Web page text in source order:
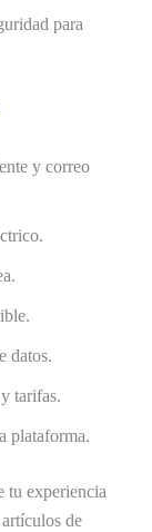
para
y correo
datos.
tarifas.
plataforma.
tu experiencia
de